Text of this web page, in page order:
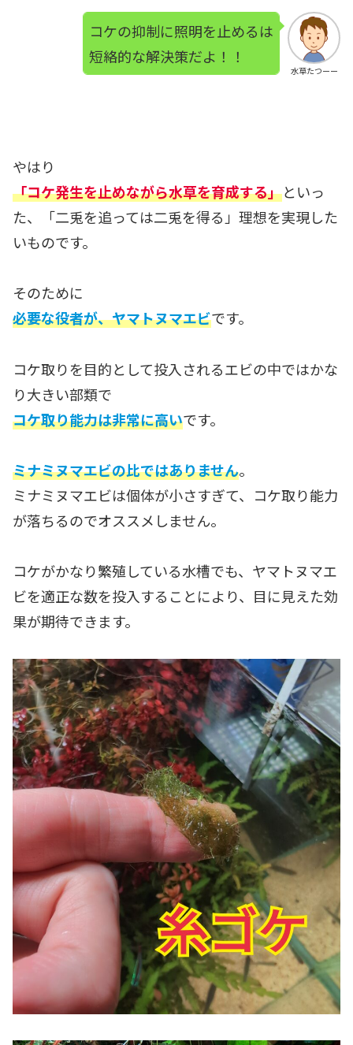
水草たつーー
コケの抑制に照明を止めるは
短絡的な解決策だよ！！
やはり
「コケ発生を止めながら水草を育成する」といっ
た、「二兎を追っては二兎を得る」理想を実現した
いものです。
そのために
必要な役者が、ヤマトヌマエビです。
コケ取りを目的として投入されるエビの中ではかな
り大きい部類で
コケ取り能力は非常に高いです。
ミナミヌマエビの比ではありません。
ミナミヌマエビは個体が小さすぎて、コケ取り能力
が落ちるのでオススメしません。
コケがかなり繁殖している水槽でも、ヤマトヌマエ
ビを適正な数を投入することにより、目に見えた効
果が期待できます。